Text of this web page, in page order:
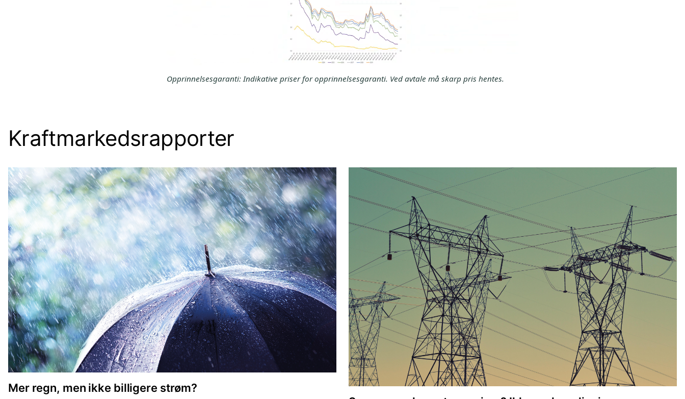
Opprinnelsesgaranti: Indikative priser for opprinnelsesgaranti. Ved avtale må skarp pris hentes.
Kraftmarkedsrapporter
Mer regn, men ikke billigere strøm?